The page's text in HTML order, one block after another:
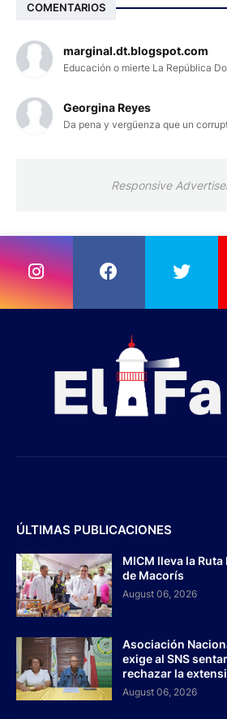
COMENTARIOS
marginal.dt.blogspot.com
Educación o mierte La República
Georgina Reyes
Da pena y vergüenza que un
Responsive
ÚLTIMAS PUBLICACIONES
MICM lleva la
de Macorís
August 06, 2026
Asociación
exige al SNS
rechazar la
August 06, 2026